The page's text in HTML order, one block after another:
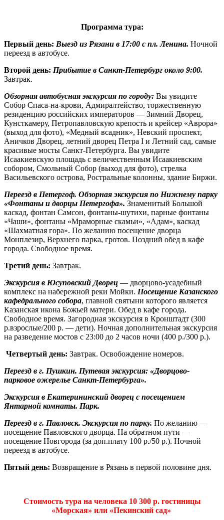
Программа тура:
Первый день: Выезд из Рязани в 17:00 с пл. Ленина. Ночной
переезд в автобусе.
Второй день: Прибытие в Санкт-Петербург около 9:00.
Завтрак.
Обзорная автобусная экскурсия по городу: Вы увидите
Собор Спаса-на-крови, Адмиралтейство, торжественную
резиденцию российских императоров — Зимний Дворец,
Кунсткамеру, Петропавловскую крепость и крейсер «Аврора»
(выход для фото), «Медный всадник», Невский проспект,
Аничков Дворец, летний дворец Петра I и Летний сад, самые
красивые мосты Санкт-Петербурга. Вы увидите
Исаакиевскую площадь с величественным Исаакиевским
собором, Смольный Собор (выход для фото), стрелка
Васильевского острова, Ростральные колонны, здание Биржи.
Переезд в Петергоф. Обзорная экскурсия по Нижнему парку
«Фонтаны и дворцы Петергофа». Знаменитый Большой
каскад, фонтан Самсон, фонтаны-шутихи, парные фонтаны
«Чаши», фонтаны «Мраморные скамьи», «Адам», каскад
«Шахматная гора». По желанию посещение дворца
Монплезир, Верхнего парка, гротов. Поздний обед в кафе
города. Свободное время.
Третий день: Завтрак.
Экскурсия в Юсуповский Дворец — дворцово-усадебный
комплекс на набережной реки Мойки. Посещение Казанского
кафедрального собора, главной святыни которого является
Казанская икона Божьей матери. Обед в кафе города.
Свободное время. Загородная экскурсия в Кронштадт (300
р.взрослые/200 р. — дети). Ночная дополнительная экскурсия
на разведение мостов с 23:00 до 2 часов ночи (400 р./300 р.).
Четвертый день: Завтрак. Освобождение номеров.
Переезд в г. Пушкин. Путевая экскурсия: «Дворцово-
парковое ожерелье Санкт-Петербурга».
Экскурсия в Екатерининский дворец с посещением
Янтарной комнаты. Парк.
Переезд в г. Павловск. Экскурсия по парку. По желанию —
посещение Павловского дворца. На обратном пути —
посещение Новгорода (за доп.плату 100 р./50 р.). Ночной
переезд в автобусе.
Пятый день: Возвращение в Рязань в первой половине дня.
Стоимость тура на человека 10 300 р. гостиницы
«Морская» или «Пекинский сад»